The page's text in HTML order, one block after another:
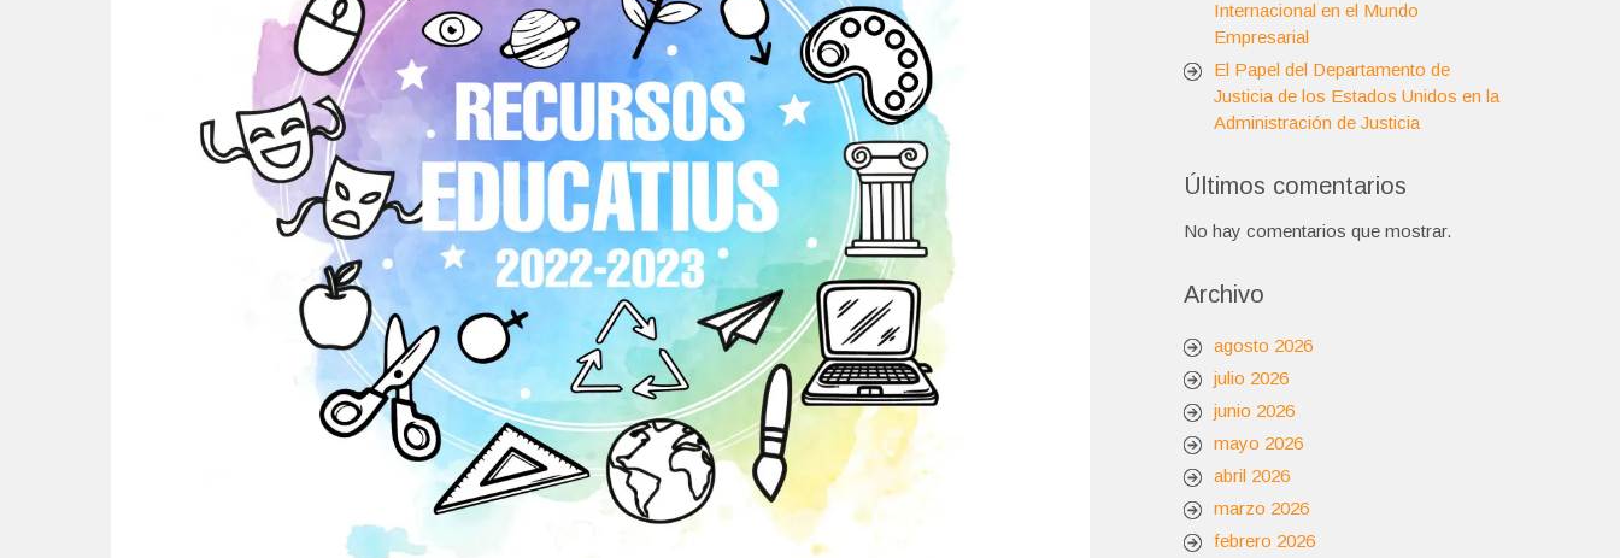
Internacional en el Mundo
Empresarial
El Papel del Departamento de
Justicia de los Estados Unidos en la
Administración de Justicia
Últimos comentarios
No hay comentarios que mostrar.
Archivo
agosto 2026
julio 2026
junio 2026
mayo 2026
abril 2026
marzo 2026
febrero 2026